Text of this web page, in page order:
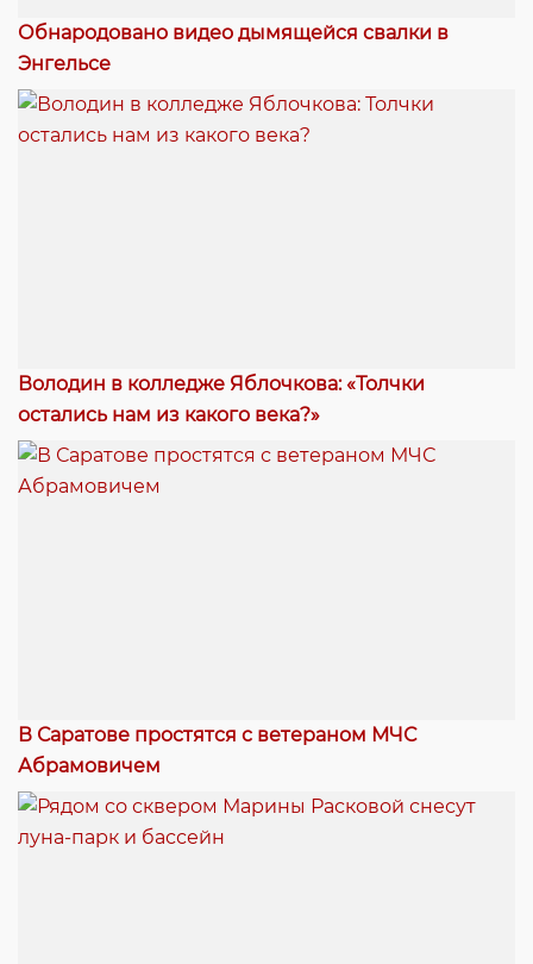
Обнародовано видео дымящейся свалки в
Энгельсе
Володин в колледже Яблочкова: «Толчки
остались нам из какого века?»
В Саратове простятся с ветераном МЧС
Абрамовичем